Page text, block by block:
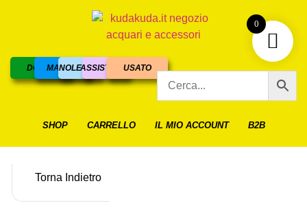
DOLCEMARINO
NOLEGGIOASSISTENZAUSATO
SHOP CARRELLO IL MIO ACCOUNT B2B
Torna Indietro
0